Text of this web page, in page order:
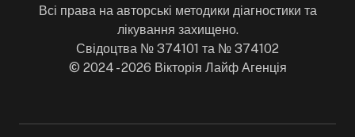
Всі права на авторські методики діагностики та
лікування захищено.
Свідоцтва № 374101 та № 374102
© 2024 - 2026 Вікторія Лайф Агенція